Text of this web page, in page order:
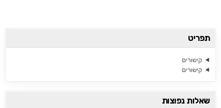
תפריט
קישורים
קישורים
שאלות נפוצות